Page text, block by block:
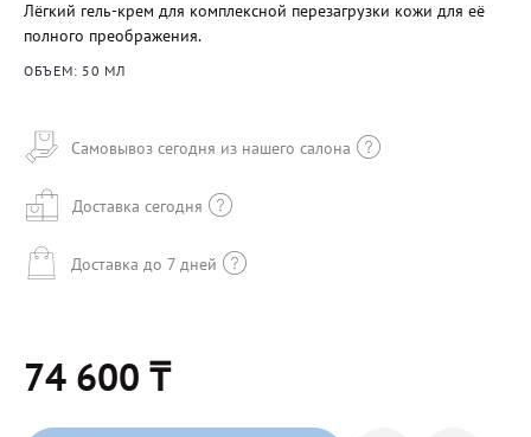
Лёгкий гель-крем для комплексной перезагрузки кожи для её
полного преображения.
ОБЪЕМ: 50 МЛ
Самовывоз сегодня из нашего салона
Доставка сегодня
Доставка до 7 дней
74 600 ₸